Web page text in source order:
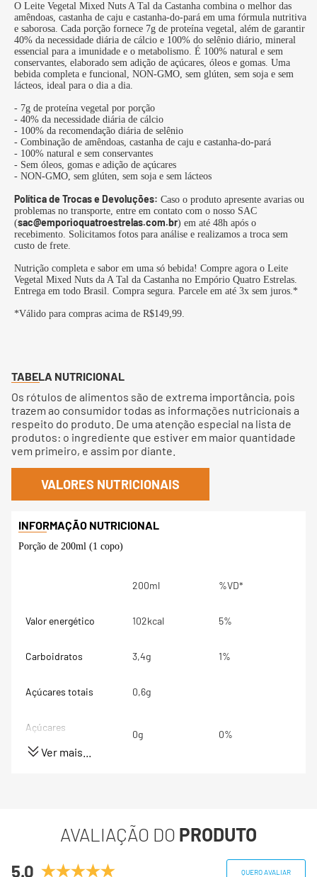
O Leite Vegetal Mixed Nuts A Tal da Castanha combina o melhor das
amêndoas, castanha de caju e castanha-do-pará em uma fórmula nutritiva
e saborosa. Cada porção fornece 7g de proteína vegetal, além de garantir
40% da necessidade diária de cálcio e 100% do selênio diário, mineral
essencial para a imunidade e o metabolismo. É 100% natural e sem
conservantes, elaborado sem adição de açúcares, óleos e gomas. Uma
bebida completa e funcional, NON-GMO, sem glúten, sem soja e sem
lácteos, ideal para o dia a dia.
- 7g de proteína vegetal por porção
- 40% da necessidade diária de cálcio
- 100% da recomendação diária de selênio
- Combinação de amêndoas, castanha de caju e castanha-do-pará
- 100% natural e sem conservantes
- Sem óleos, gomas e adição de açúcares
- NON-GMO, sem glúten, sem soja e sem lácteos
Política de Trocas e Devoluções: Caso o produto apresente avarias ou
problemas no transporte, entre em contato com o nosso SAC
(sac@emporioquatroestrelas.com.br) em até 48h após o
recebimento. Solicitamos fotos para análise e realizamos a troca sem
custo de frete.
Nutrição completa e sabor em uma só bebida! Compre agora o Leite
Vegetal Mixed Nuts da A Tal da Castanha no Empório Quatro Estrelas.
Entrega em todo Brasil. Compra segura. Parcele em até 3x sem juros.*
*Válido para compras acima de R$149,99.
TABELA NUTRICIONAL
Os rótulos de alimentos são de extrema importância, pois
trazem ao consumidor todas as informações nutricionais a
respeito do produto. De uma atenção especial na lista de
produtos: o ingrediente que estiver em maior quantidade
vem primeiro, e assim por diante.
VALORES NUTRICIONAIS
Porção de 200ml (1 copo)
200ml %VD*
Valor energético 102kcal 5%
Carboidratos 3,4g 1%
Açúcares totais 0,6g
Açúcares
0g 0%
Ver mais...
AVALIAÇÃO DO PRODUTO
5.0 QUERO AVALIAR